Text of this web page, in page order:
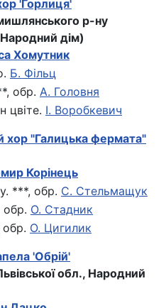
'Горлиця'
р-ну
Народний дім)
Хомутник
Б. Фільц
обр. А. Головня
цвіте. І. Воробкевич
хор "Галицька фермата"
Корінець
***, обр. С. Стельмащук
обр. О. Стадник
обр. О. Цигилик
'Обрій'
обл., Народний